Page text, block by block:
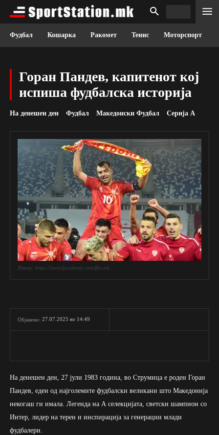
Фудбал Кошарка Ракомет Тенис Моторспорт
Горан Пандев, капитенот кој
испиша фудбалска историја
На денешен ден Фудбал Македонски Фудбал Серија А
Извор: https://www.facebook.com/ffm.mk
Објавено: 27.07.2025 во 14:49
На денешен ден, 27 јули 1983 година, во Струмица е роден Горан
Пандев, еден од најголемите фудбалски великани што Македонија
некогаш ги имала. Легенда на А селекцијата, светски шампион со
Интер, лидер на терен и инспирација за генерации млади
фудбалери.